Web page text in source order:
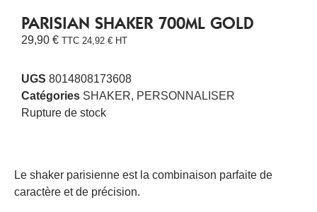
PARISIAN SHAKER 700ML GOLD
29,90 € TTC 24,92 € HT
UGS 8014808173608
Catégories SHAKER, PERSONNALISER
Rupture de stock
Le shaker parisienne est la combinaison parfaite de
caractère et de précision.